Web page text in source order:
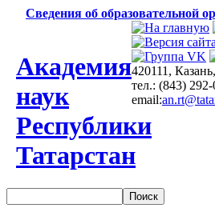
Сведения об образовательной
Академия
наук
Республики
Татарстан
420111,
тел.: (843)
email: